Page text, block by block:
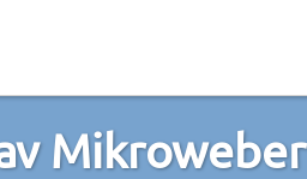
Mikroweber